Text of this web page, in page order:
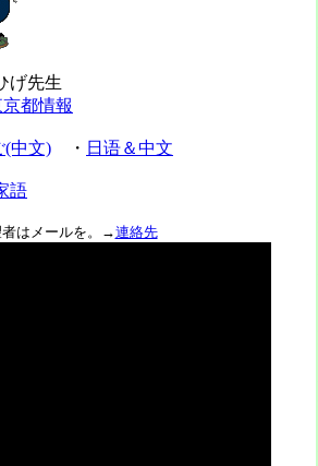
げ先生
都情報
(中文) ・ 日语＆中文
語
はメールを。→連絡先